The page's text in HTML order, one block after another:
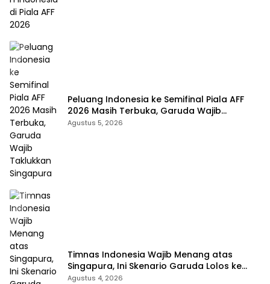
Peluang Indonesia ke Semifinal Piala AFF
2026 Masih Terbuka, Garuda Wajib
Taklukkan Singapura
Agustus 5, 2026
Timnas Indonesia Wajib Menang atas
Singapura, Ini Skenario Garuda Lolos ke
Semifinal Piala AFF 2026
Agustus 4, 2026